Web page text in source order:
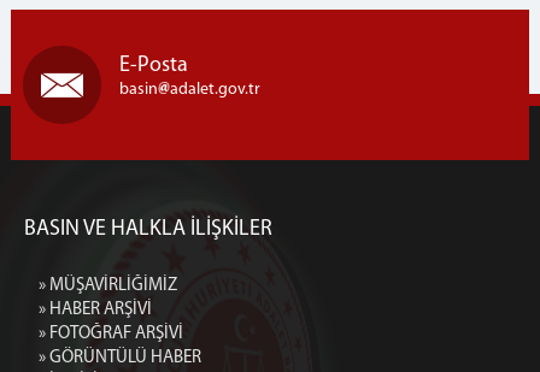
E-Posta
basin adalet.gov.tr
BASIN VE HALKLA İLİŞKİLER
» MÜŞAVİRLİĞİMİZ
» HABER ARŞİVİ
» FOTOĞRAF ARŞİVİ
» GÖRÜNTÜLÜ HABER